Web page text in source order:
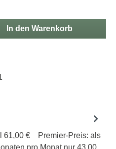
den gewünschten
In den Warenkorb
61,00 € Premier-Preis: als